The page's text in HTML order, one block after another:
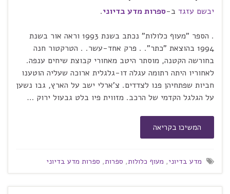
יבשם עזגד ב-ספרות מדע בדיוני.
. הספר "מעוף כלולות" נכתב בשנת 1993 וראה אור בשנת
1994 בהוצאת "כתר". . פרק אחד-עשר. . הטרקטור חנה
בחורשה הקטנה, מוסתר היטב מאחורי קבוצת שיחים ענפה.
לאחוריו היתה רתומה עגלה דו-גלגלית ארוכה שעליה הוטענו
חביות שפתחיהן פנו לצדדים. צ'ארלי ישב על הארץ, גבו נשען
על הגלגל הקדמי של הרכב. מזווית פיו בלט גבעול ירוק …
המשיכו בקריאה
מדע בדיוני, מעוף כלולות, ספרות, ספרות מדע בדיוני